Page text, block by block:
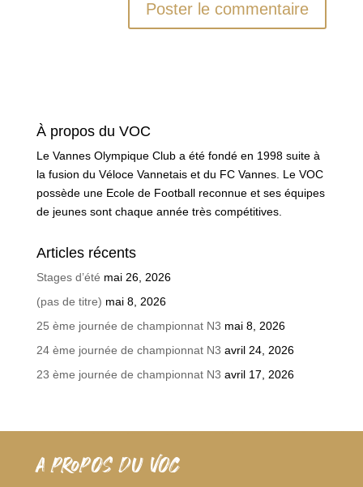
À propos du VOC
Le Vannes Olympique Club a été fondé en 1998 suite à
la fusion du Véloce Vannetais et du FC Vannes. Le VOC
possède une Ecole de Football reconnue et ses équipes
de jeunes sont chaque année très compétitives.
Articles récents
Stages d’été mai 26, 2026
(pas de titre) mai 8, 2026
25 ème journée de championnat N3 mai 8, 2026
24 ème journée de championnat N3 avril 24, 2026
23 ème journée de championnat N3 avril 17, 2026
A PROPOS DU VOC